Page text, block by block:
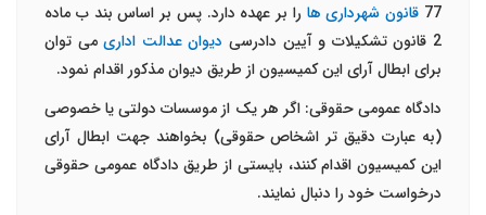
77 قانون شهرداری ها را بر عهده دارد. پس بر اساس بند ب ماده
2 قانون تشکیلات و آیین دادرسی
دیوان عدالت اداریمی توان
برای ابطال آرای این کمیسیون از طریق دیوان مذکور اقدام نمود.
دادگاه عمومی حقوقی: اگر هر یک از موسسات دولتی یا خصوصی
(به عبارت دقیق تر اشخاص حقوقی) بخواهند جهت ابطال آرای
این کمیسیون اقدام کنند، بایستی از طریق دادگاه عمومی حقوقی
درخواست خود را دنبال نمایند.